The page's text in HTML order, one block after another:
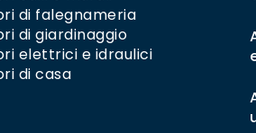
di falegnameria
di giardinaggio
elettrici e idraulici
di casa